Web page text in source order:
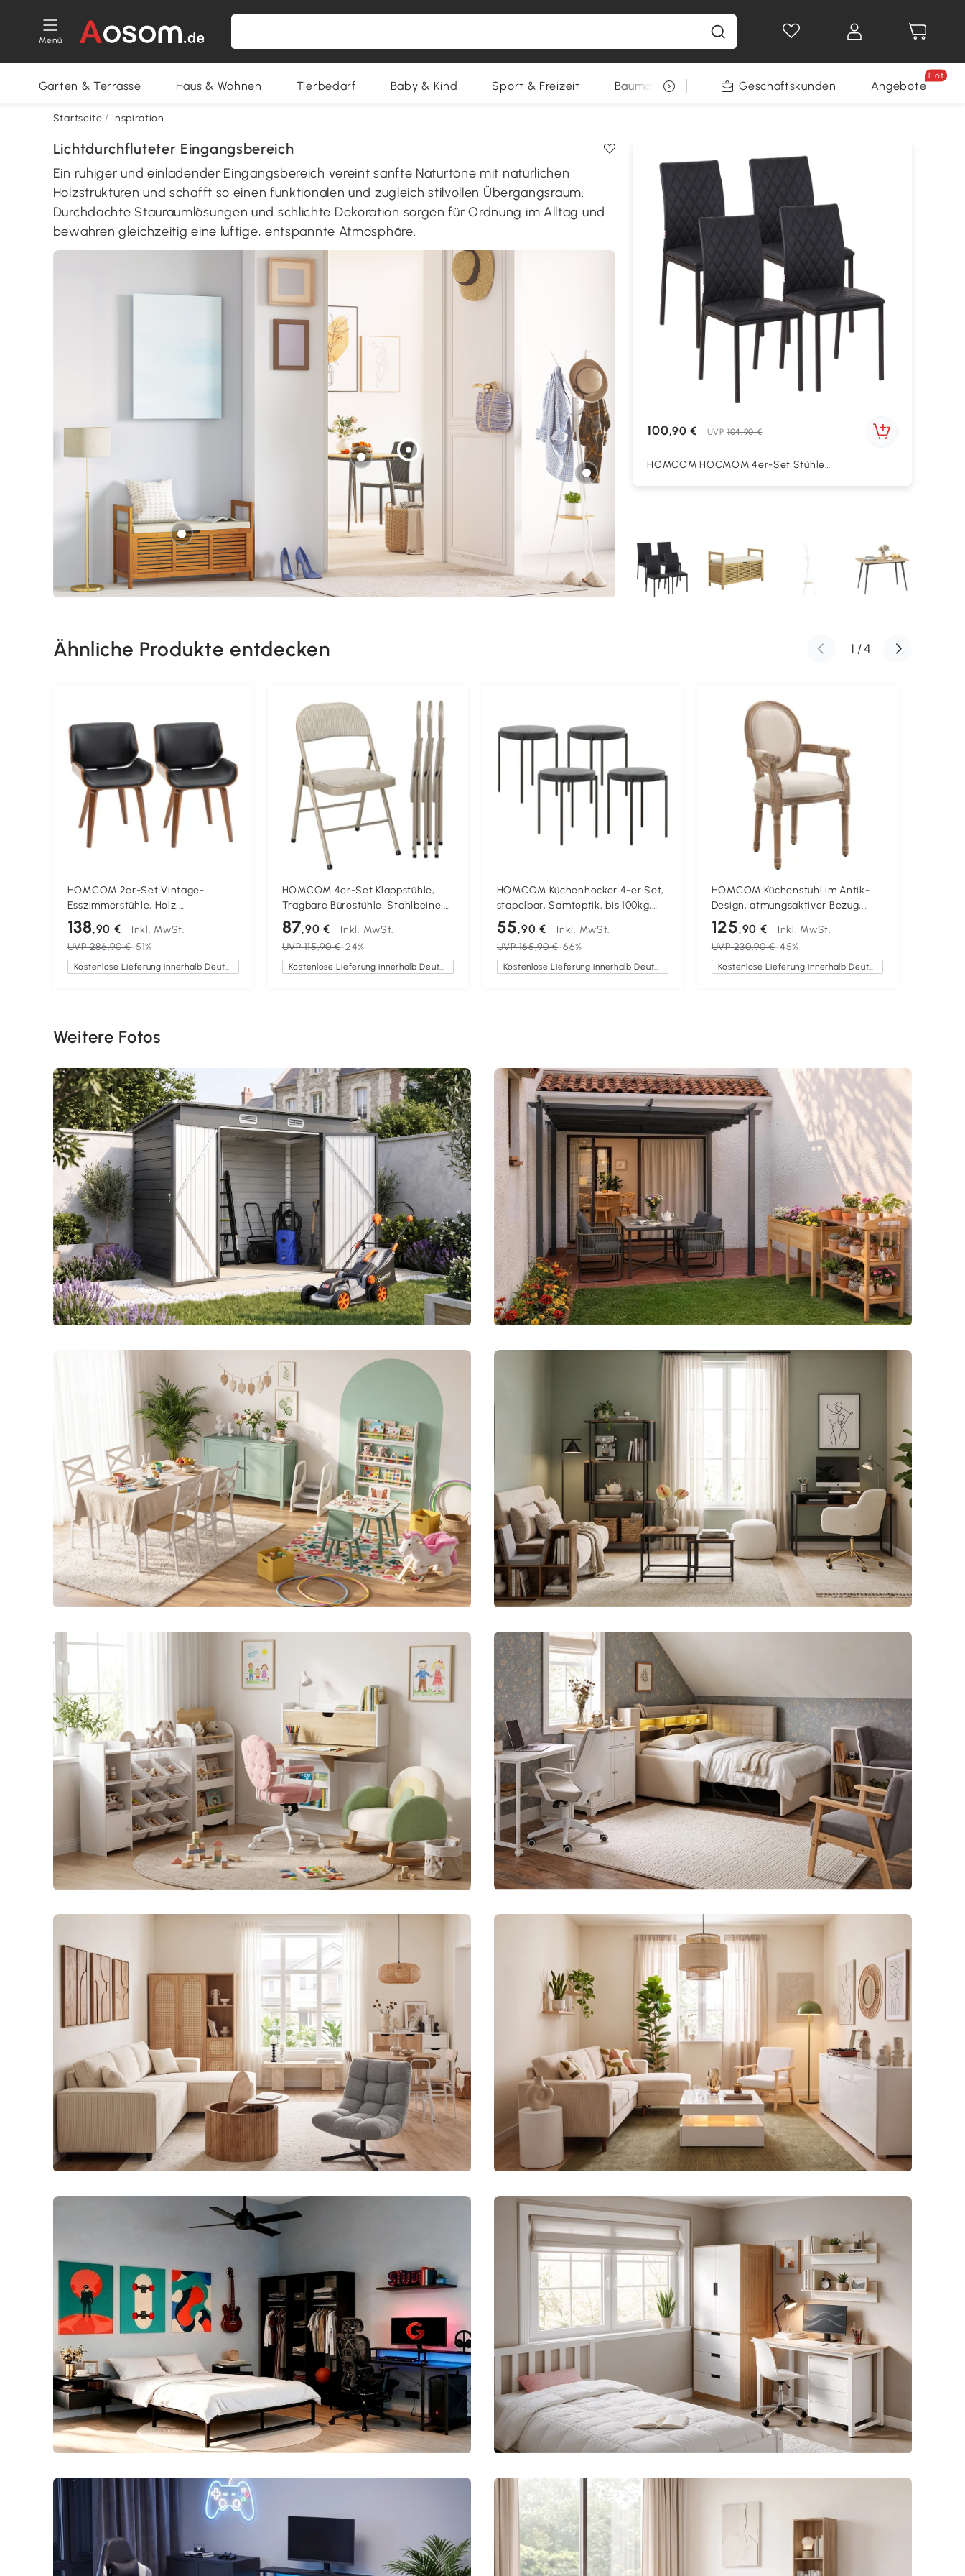
Menü
Gewinnspiele
Garten & Terrasse Haus & Wohnen Tierbedarf Baby & Kind Sport & Freizeit Baumarkt RestpostenGeschäftskunden Angebote
Hot
Startseite / Inspiration
Lichtdurchfluteter Eingangsbereich
Ein ruhiger und einladender Eingangsbereich vereint sanfte Naturtöne mit natürlichen
Holzstrukturen und schafft so einen funktionalen und zugleich stilvollen Übergangsraum.
Durchdachte Stauraumlösungen und schlichte Dekoration sorgen für Ordnung im Alltag und
bewahren gleichzeitig eine luftige, entspannte Atmosphäre.
100,90 € UVP 104,90 €
HOMCOM HOCMOM 4er-Set Stühle
Ähnliche Produkte entdecken 1 /4
HOMCOM 2er-Set Vintage-
Esszimmerstühle, Holz,
Stoffbezug, Schaumstoff,
Schwarz
138,90 €
Inkl. MwSt.
UVP286,90 €-51%
Kostenlose Lieferung innerhalb Deutschlands
HOMCOM 4er-Set Klappstühle,
Tragbare Bürostühle, Stahlbeine,
Faltstuhl für Büro, Empfang,
Wartezimmer, Leinenoptik Beige
87,90 €
Inkl. MwSt.
UVP115,90 €-24%
Kostenlose Lieferung innerhalb Deutschlands
HOMCOM Küchenhocker 4-er Set,
stapelbar, Samtoptik, bis 100kg,
Stahlrahmen, 41,5 x 41,5 x 46 cm,
Dunkelgrau
55,90 €
Inkl. MwSt.
UVP165,90 €-66%
Kostenlose Lieferung innerhalb Deutschlands
HOMCOM Küchenstuhl im Antik-
Design, atmungsaktiver Bezug,
Leinenoptik, Massivholzrahmen,
56 x 54 x 96cm, cremeweiß
125,90 €
Inkl. MwSt.
UVP230,90 €-45%
Kostenlose Lieferung innerhalb Deutschlands
Weitere Fotos